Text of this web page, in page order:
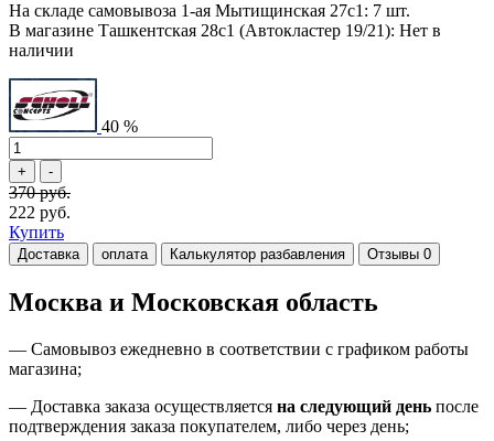
На складе самовывоза 1-ая Мытищинская 27с1: 7 шт.
В магазине Ташкентская 28с1 (Автокластер 19/21): Нет в
наличии
40 %
370 руб.
222 руб.
Купить
Доставка оплата Калькулятор разбавления Отзывы 0
Москва и Московская область
— Самовывоз ежедневно в соответствии с графиком работы
магазина;
— Доставка заказа осуществляется на следующий день после
подтверждения заказа покупателем, либо через день;